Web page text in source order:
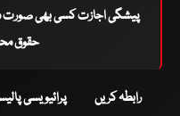
پیشگی اجازت کسی بھی صورت
حقوق
رابطہ کریں پرائیویسی